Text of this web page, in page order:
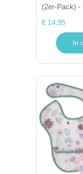
(2er-Pack) -
€ 14,95
In